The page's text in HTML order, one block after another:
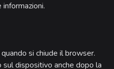
si chiude il browser.
dispositivo anche dopo la